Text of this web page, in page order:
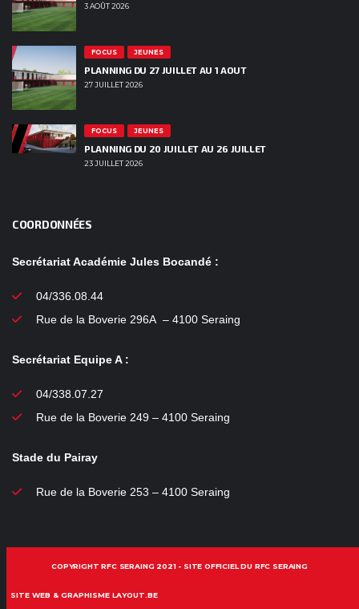
3 AOÛT 2026
FOCUS JEUNES
PLANNING DU 27 JUILLET AU 1 AOUT
27 JUILLET 2026
FOCUS JEUNES
PLANNING DU 20 JUILLET AU 26 JUILLET
23 JUILLET 2026
COORDONNÉES
Secrétariat Académie Jules Bocandé :
04/336.08.44
Rue de la Boverie 296A – 4100 Seraing
Secrétariat Equipe A :
04/338.07.27
Rue de la Boverie 249 – 4100 Seraing
Stade du Pairay
Rue de la Boverie 253 – 4100 Seraing
COPYRIGHT RFC SERAING 2021 - SITE OFFICIEL DU RFC SERAING
SITE WEB & GRAPHISME LAYOUT.BE